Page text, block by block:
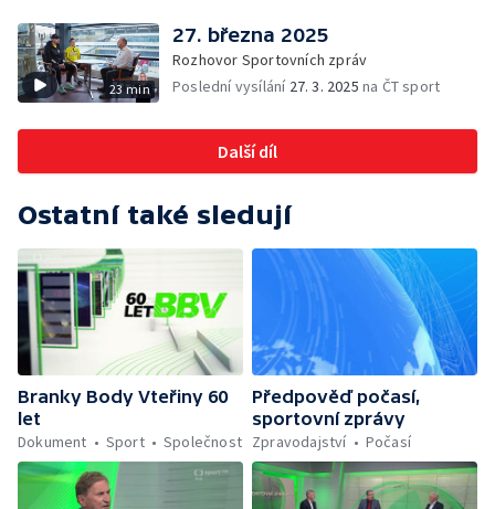
23 min
27. března 2025
Rozhovor Sportovních zpráv
Poslední vysílání 27. 3. 2025 na ČT sport
Další díl
Ostatní také sledují
Branky Body Vteřiny 60
let
Dokument
Sport Společnost
Předpověď počasí,
sportovní zprávy
Zpravodajství
Počasí